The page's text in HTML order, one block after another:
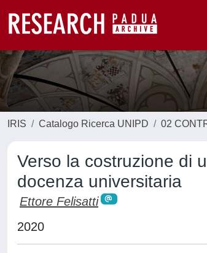
IRIS Catalogo Ricerca UNIPD 02
Verso la costruzione di
docenza universitaria
Ettore Felisatti
2020